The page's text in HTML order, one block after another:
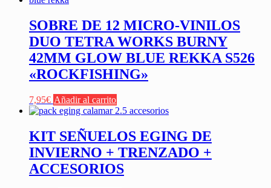
SOBRE DE 12 MICRO-VINILOS
DUO TETRA WORKS BURNY
42MM GLOW BLUE REKKA S526
«ROCKFISHING»
7,95€ Añadir al carrito
KIT SEÑUELOS EGING DE
INVIERNO + TRENZADO +
ACCESORIOS